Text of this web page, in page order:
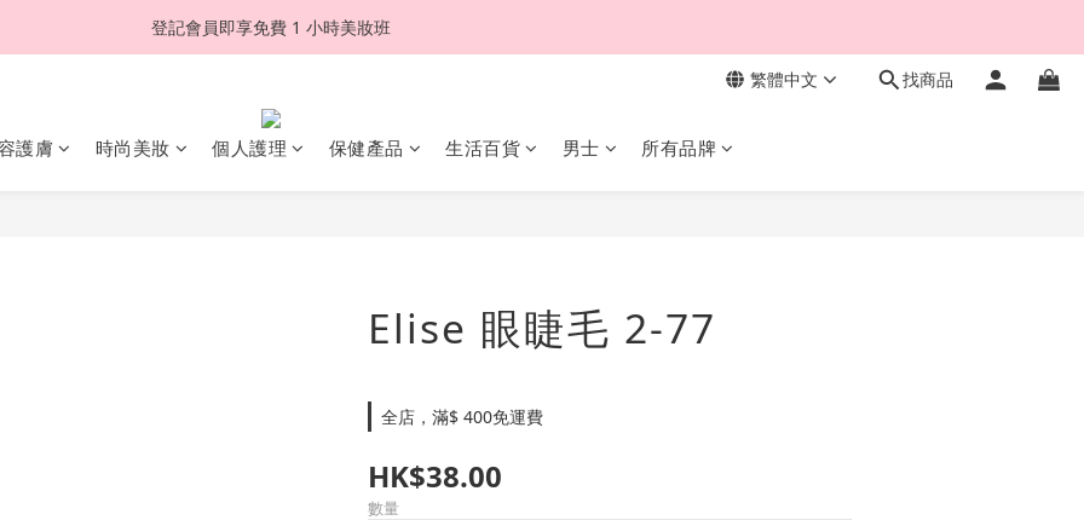
登記會員即享免費 1 小時美妝班
繁體中文 找商品
護膚 時尚美妝 個人護理 保健產品 生活百貨 男士 所有品牌
Elise 眼睫毛 2-77
全店，滿$ 400免運費
HK$38.00
數量